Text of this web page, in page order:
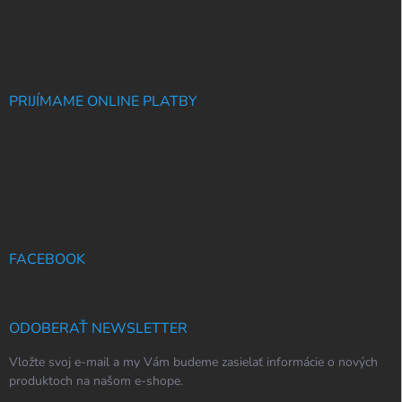
PRIJÍMAME ONLINE PLATBY
FACEBOOK
ODOBERAŤ NEWSLETTER
Vložte svoj e-mail a my Vám budeme zasielať informácie o nových
produktoch na našom e-shope.